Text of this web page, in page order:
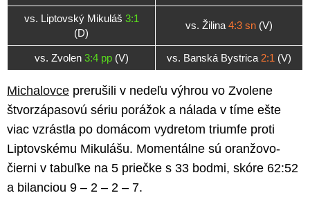
vs. Liptovský Mikuláš 3:1
(D)
vs. Žilina 4:3 sn (V)
vs. Zvolen 3:4 pp(V) vs. Banská Bystrica 2:1 (V)
Michalovce prerušili v nedeľu výhrou vo Zvolene
štvorzápasovú sériu porážok a nálada v tíme ešte
viac vzrástla po domácom vydretom triumfe proti
Liptovskému Mikulášu. Momentálne sú oranžovo-
čierni v tabuľke na 5 priečke s 33 bodmi, skóre 62:52
a bilanciou 9 – 2 – 2 – 7.